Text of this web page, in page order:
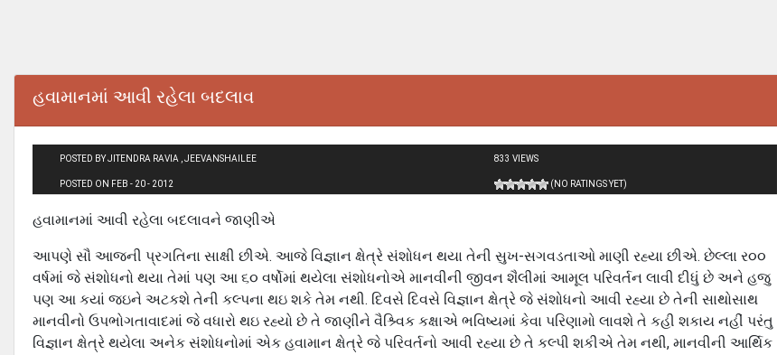
હવામાનમાં આવી રહેલા બદલાવ
POSTED BY JITENDRA RAVIA , JEEVANSHAILEE
POSTED ON FEB - 20 - 2012
833 VIEWS
(NO RATINGS YET)
હવામાનમાં આવી રહેલા બદલાવને જાણીએ
આપણે સૌ આજની પ્રગતિના સાક્ષી છીએ. આજે વિજ્ઞાન ક્ષેત્રે સંશોધન થયા તેની સુખ-સગવડતાઓ માણી રહ્યા છીએ. છેલ્‍લા ર૦૦
વર્ષમાં જે સંશોધનો થયા તેમાં પણ આ ૬૦ વર્ષોમાં થયેલા સંશોધનોએ માનવીની જીવન શૈલીમાં આમૂલ પરિવર્તન લાવી દીધું છે અને હજુ
પણ આ કયાં જઇને અટકશે તેની કલ્‍પના થઇ શકે તેમ નથી. દિવસે દિવસે વિજ્ઞાન ક્ષેત્રે જે સંશોધનો આવી રહ્યા છે તેની સાથોસાથ
માનવીનો ઉપભોગતાવાદમાં જે વધારો થઇ રહ્યો છે તે જાણીને વૈશ્ર્વિક કક્ષાએ ભવિષ્‍યમાં કેવા પરિણામો લાવશે તે કહી શકાય નહીં પરંતુ
વિજ્ઞાન ક્ષેત્રે થયેલા અનેક સંશોધનોમાં એક હવામાન ક્ષેત્રે જે પરિવર્તનો આવી રહ્યા છે તે કલ્‍પી શકીએ તેમ નથી, માનવીની આર્થિક